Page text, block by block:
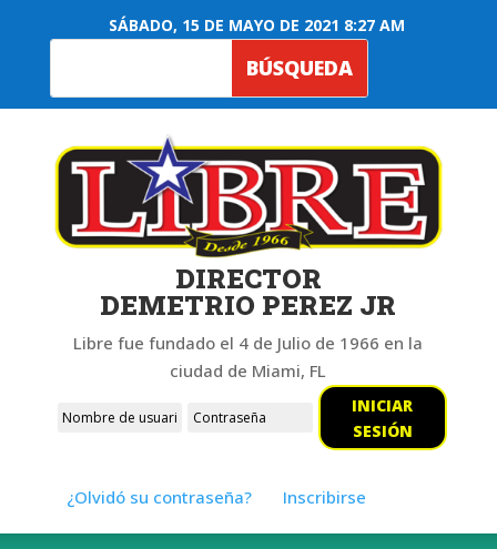
SÁBADO, 15 DE MAYO DE 2021 8:27 AM
DIRECTOR
DEMETRIO PEREZ JR
Libre fue fundado el 4 de Julio de 1966 en la
ciudad de Miami, FL
INICIAR
SESIÓN
¿Olvidó su contraseña? Inscribirse